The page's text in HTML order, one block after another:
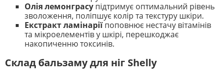
Олія лемонграсу підтримує оптимальний рівень
зволоження, поліпшує колір та текстуру шкіри.
Екстракт ламінарії поповнює нестачу вітамінів
та мікроелементів у шкірі, перешкоджає
накопиченню токсинів.
Склад бальзаму для ніг Shelly